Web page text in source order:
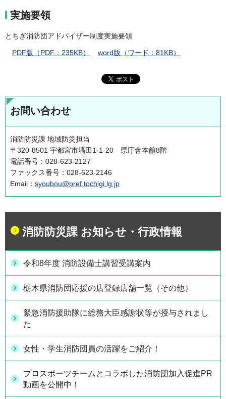
実施要領
とちぎ消防団アドバイザー制度実施要領
PDF版（PDF：235KB） word版（ワード：81KB）
お問い合わせ
消防防災課 地域防災担当
〒320-8501 宇都宮市塙田1-1-20 県庁舎本館8階
電話番号：028-623-2127
ファックス番号：028-623-2146
Email： syoubou@pref.tochigi.lg.jp
消防防災課 お知らせ・行政情報
令和8年度 消防設備士講習受講案内
栃木県消防団応援の店登録店舗一覧（その他）
緊急消防援助隊に総務大臣感謝状等が授与されまし
た
女性・学生消防団員の活躍をご紹介！
プロスポーツチームとコラボした消防団加入促進PR
動画を公開中！